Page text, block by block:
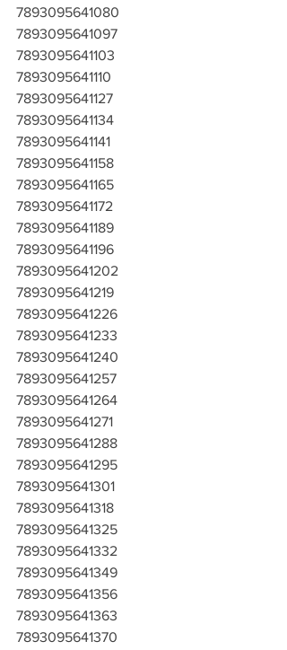
7893095641080
7893095641097
7893095641103
7893095641110
7893095641127
7893095641134
7893095641141
7893095641158
7893095641165
7893095641172
7893095641189
7893095641196
7893095641202
7893095641219
7893095641226
7893095641233
7893095641240
7893095641257
7893095641264
7893095641271
7893095641288
7893095641295
7893095641301
7893095641318
7893095641325
7893095641332
7893095641349
7893095641356
7893095641363
7893095641370